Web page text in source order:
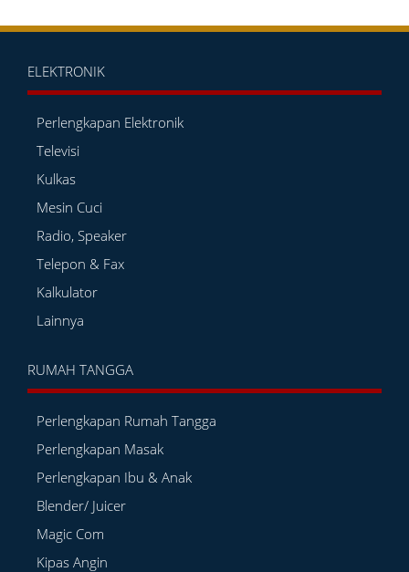
ELEKTRONIK
Perlengkapan Elektronik
Televisi
Kulkas
Mesin Cuci
Radio, Speaker
Telepon & Fax
Kalkulator
Lainnya
RUMAH TANGGA
Perlengkapan Rumah Tangga
Perlengkapan Masak
Perlengkapan Ibu & Anak
Blender/ Juicer
Magic Com
Kipas Angin